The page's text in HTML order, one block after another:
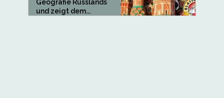
Geografie Russlands
und zeigt dem...